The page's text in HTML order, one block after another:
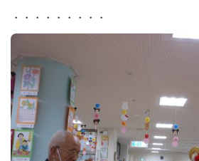
・・・・・・・・・